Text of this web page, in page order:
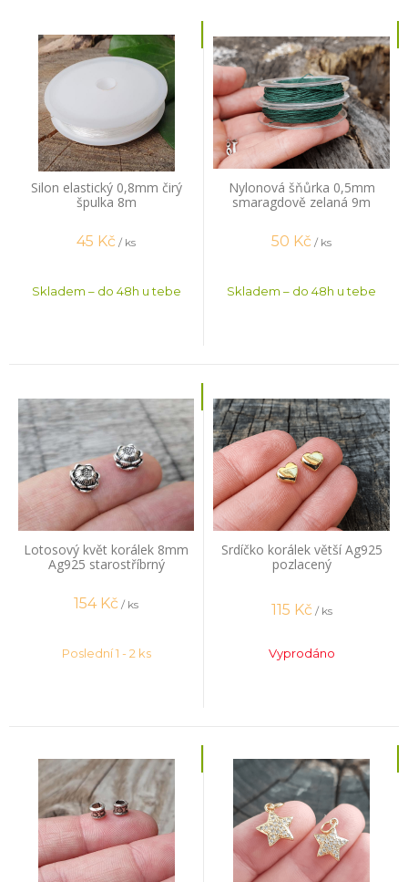
Silon elastický 0,8mm čirý
špulka 8m
45 Kč / ks
Skladem – do 48h u tebe
Nylonová šňůrka 0,5mm
smaragdově zelaná 9m
50 Kč / ks
Skladem – do 48h u tebe
Lotosový květ korálek 8mm
Ag925 starostříbrný
154 Kč / ks
Poslední 1 - 2 ks
Srdíčko korálek větší Ag925
pozlacený
115 Kč / ks
Vyprodáno